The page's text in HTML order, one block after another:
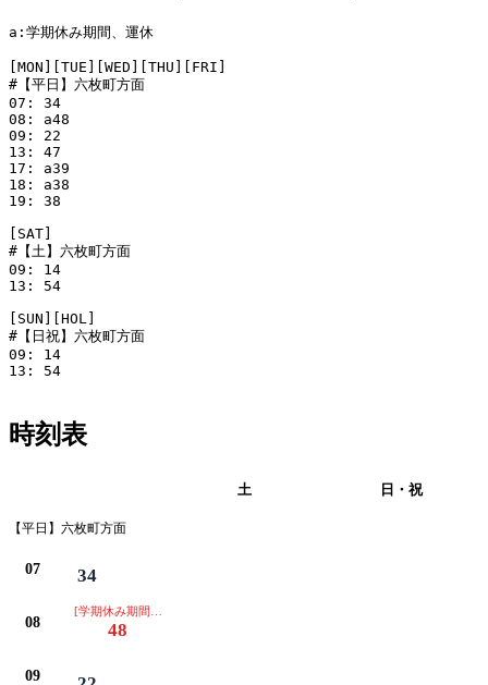
a:学期休み期間、運休
[MON][TUE][WED][THU][FRI]
#【平日】六枚町方面
07: 34
08: a48
09: 22
13: 47
17: a39
18: a38
19: 38
[SAT]
#【土】六枚町方面
09: 14
13: 54
[SUN][HOL]
#【日祝】六枚町方面
09: 14
13: 54
時刻表
土 日・祝
【平日】六枚町方面
07 34
08
[学期休み期間、運休]
48
09